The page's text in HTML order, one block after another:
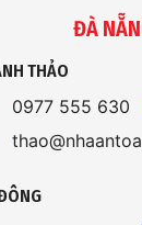
ĐÀ
THẢO
0977 555 630